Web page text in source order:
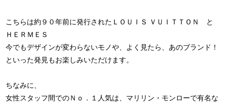
こちらは約９０年前に発行されたＬＯＵＩＳ ＶＵＩＴＴＯＮ と
ＨＥＲＭＥＳ
今でもデザインが変わらないモノや、よく見たら、あのブランド！
といった発見もお楽しみいただけます。
ちなみに、
女性スタッフ間でのＮｏ．１人気は、マリリン・モンローで有名な